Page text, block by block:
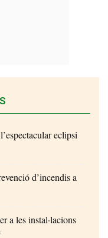
eclipsi
d’incendis a
a les instal·lacions